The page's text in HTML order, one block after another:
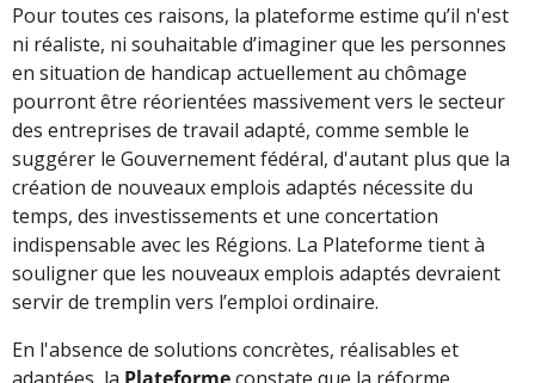
Pour toutes ces raisons, la plateforme estime qu’il n'est
ni réaliste, ni souhaitable d’imaginer que les personnes
en situation de handicap actuellement au chômage
pourront être réorientées massivement vers le secteur
des entreprises de travail adapté, comme semble le
suggérer le Gouvernement fédéral, d'autant plus que la
création de nouveaux emplois adaptés nécessite du
temps, des investissements et une concertation
indispensable avec les Régions. La Plateforme tient à
souligner que les nouveaux emplois adaptés devraient
servir de tremplin vers l’emploi ordinaire.
En l'absence de solutions concrètes, réalisables et
adaptées, la Plateformeconstate que la réforme